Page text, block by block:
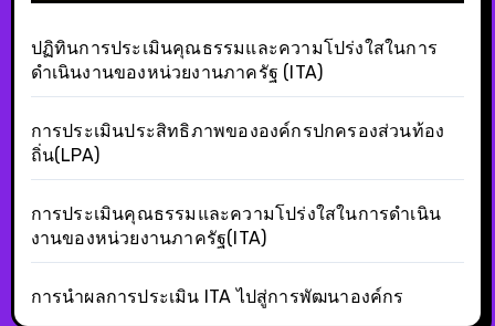
ปฏิทินการประเมินคุณธรรมและความโปร่งใสในการ
ดำเนินงานของหน่วยงานภาครัฐ (ITA)
การประเมินประสิทธิภาพขององค์กรปกครองส่วนท้อง
ถิ่น(LPA)
การประเมินคุณธรรมและความโปร่งใสในการดำเนิน
งานของหน่วยงานภาครัฐ(ITA)
การนำผลการประเมิน ITA ไปสู่การพัฒนาองค์กร